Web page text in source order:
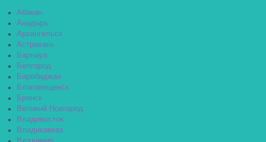
Абакан
Анадырь
Архангельск
Астрахань
Барнаул
Белгород
Биробиджан
Благовещенск
Брянск
Великий Новгород
Владивосток
Владикавказ